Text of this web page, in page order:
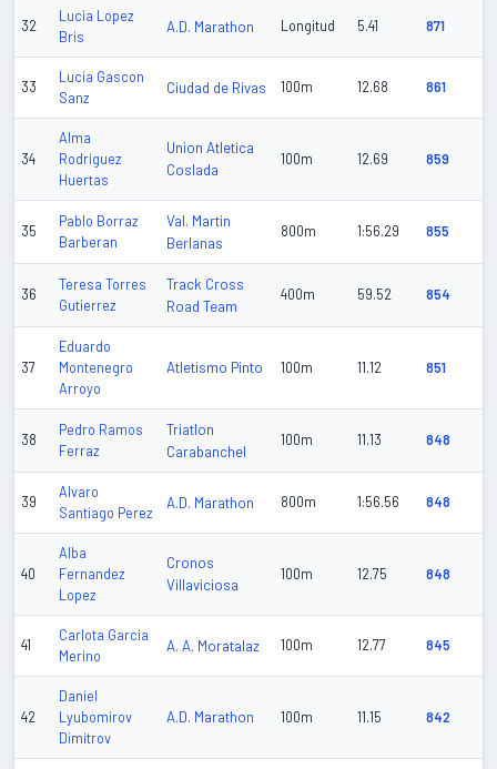
32
Lucia Lopez
Bris
A.D. Marathon Longitud 5.41 871
33
Lucia Gascon
Sanz
Ciudad de Rivas 100m 12.68 861
34
Alma
Rodriguez
Huertas
Union Atletica
Coslada
100m 12.69 859
35
Pablo Borraz
Barberan
Val. Martin
Berlanas
800m 1:56.29 855
36
Teresa Torres
Gutierrez
Track Cross
Road Team
400m 59.52 854
37
Eduardo
Montenegro
Arroyo
Atletismo Pinto 100m 11.12 851
38
Pedro Ramos
Ferraz
Triatlon
Carabanchel
100m 11.13 848
39
Alvaro
Santiago Perez
A.D. Marathon 800m 1:56.56 848
40
Alba
Fernandez
Lopez
Cronos
Villaviciosa
100m 12.75 848
41
Carlota Garcia
Merino
A. A. Moratalaz 100m 12.77 845
42
Daniel
Lyubomirov
Dimitrov
A.D. Marathon 100m 11.15 842